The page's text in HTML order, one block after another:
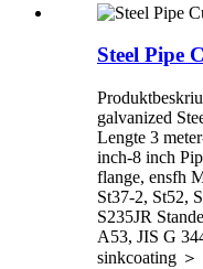
Steel Pipe
galvanized
Lengte 3
inch-8 inch
flange, ensfh
St37-2, St52,
S235JR
A53, JIS G
sinkcoating